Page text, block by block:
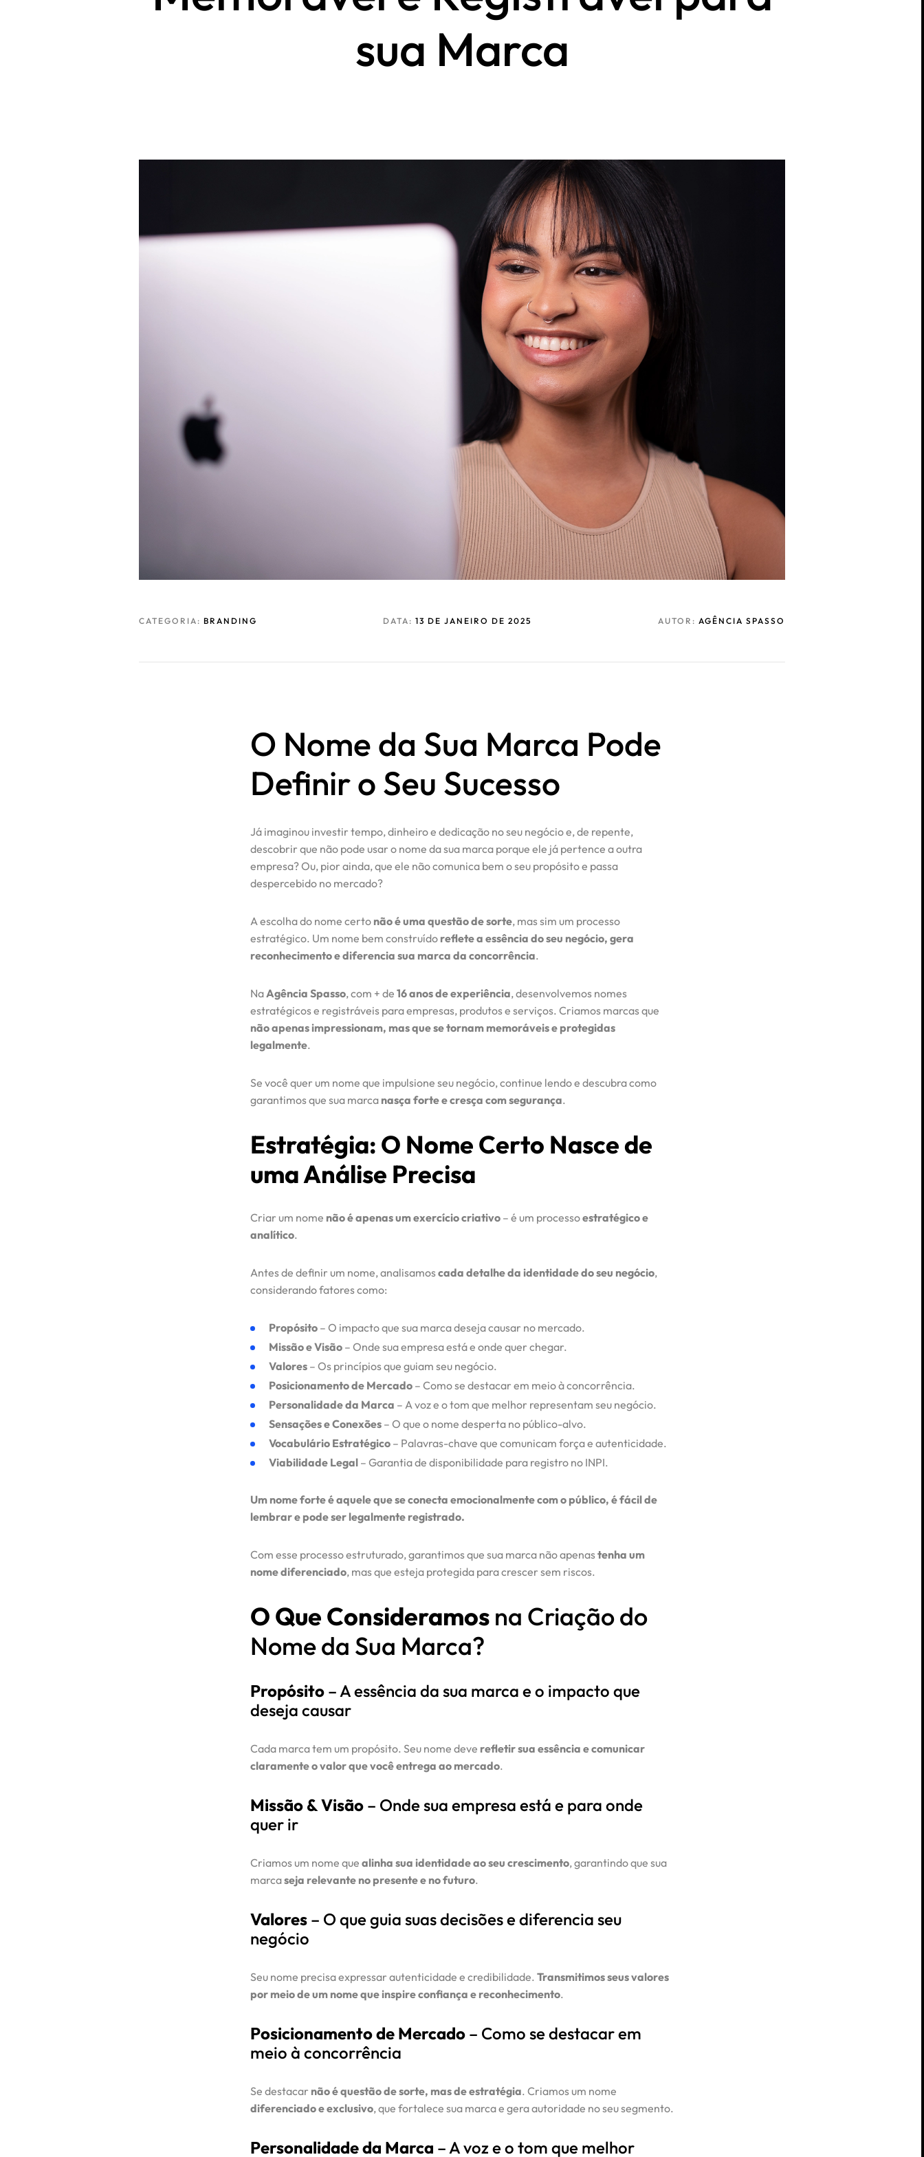
Cases / Projetos
sua Marca
CATEGORIA: BRANDING DATA: 13 DE JANEIRO DE 2025 AUTOR: AGÊNCIA SPASSO
O Nome da Sua Marca Pode
Definir o Seu Sucesso
Já imaginou investir tempo, dinheiro e dedicação no seu negócio e, de repente,
descobrir que não pode usar o nome da sua marca porque ele já pertence a outra
empresa? Ou, pior ainda, que ele não comunica bem o seu propósito e passa
despercebido no mercado?
A escolha do nome certo não é uma questão de sorte, mas sim um processo
estratégico. Um nome bem construído reflete a essência do seu negócio, gera
reconhecimento e diferencia sua marca da concorrência.
NaAgência Spasso, com + de 16 anos de experiência, desenvolvemos nomes
estratégicos e registráveis para empresas, produtos e serviços. Criamos marcas que
não apenas impressionam, mas que se tornam memoráveis e protegidas
legalmente.
Se você quer um nome que impulsione seu negócio, continue lendo e descubra como
garantimos que sua marca nasça forte e cresça com segurança.
Estratégia: O Nome Certo Nasce de
uma Análise Precisa
Criar um nome não é apenas um exercício criativo– é um processoestratégico e
analítico.
Antes de definir um nome, analisamoscada detalhe da identidade do seu negócio,
considerando fatores como:
Propósito– O impacto que sua marca deseja causar no mercado.
Missão e Visão– Onde sua empresa está e onde quer chegar.
Valores– Os princípios que guiam seu negócio.
Posicionamento de Mercado– Como se destacar em meio à concorrência.
Personalidade da Marca – A voz e o tom que melhor representam seu negócio.
Sensações e Conexões– O que o nome desperta no público-alvo.
Vocabulário Estratégico– Palavras-chave que comunicam força e autenticidade.
Viabilidade Legal– Garantia de disponibilidade para registro no INPI.
Um nome forte é aquele que se conecta emocionalmente com o público, é fácil de
lembrar e pode ser legalmente registrado.
Com esse processo estruturado, garantimos que sua marca não apenastenha um
nome diferenciado, mas que esteja protegida para crescer sem riscos.
O Que Consideramosna Criação do
Nome da Sua Marca?
Propósito– A essência da sua marca e o impacto que
deseja causar
Cada marca tem um propósito. Seu nome deve refletir sua essência e comunicar
claramente o valor que você entrega ao mercado.
Missão & Visão – Onde sua empresa está e para onde
quer ir
Criamos um nome que alinha sua identidade ao seu crescimento, garantindo que sua
marcaseja relevante no presente e no futuro.
Valores– O que guia suas decisões e diferencia seu
negócio
Seu nome precisa expressar autenticidade e credibilidade. Transmitimos seus valores
por meio de um nome que inspire confiança e reconhecimento.
Posicionamento de Mercado– Como se destacar em
meio à concorrência
Se destacar não é questão de sorte, mas de estratégia. Criamos um nome
diferenciado e exclusivo, que fortalece sua marca e gera autoridade no seu segmento.
Personalidade da Marca – A voz e o tom que melhor